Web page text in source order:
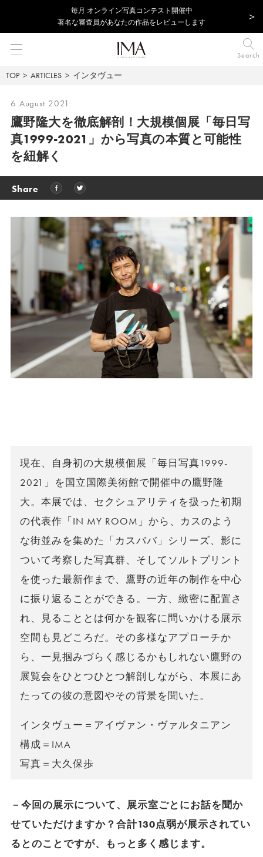
毎⽉ オンライン写真コンテスト開催中
著名な審査員があなたの作品をレビューします
Search
TOP ARTICLES インタヴュー
6 August 2021
鷹野隆大を徹底解剖！大規模個展「毎日写
真1999-2021」から写真の本質と可能性
を紐解く
Share
現在、自身初の大規模個展「毎日写真1999-
2021」を国立国際美術館で開催中の鷹野隆
大。本展では、セクシュアリティを扱った初期
の代表作「IN MY ROOM」から、カスのよう
な街並みを集めた「カスババ」シリーズ、影に
ついて考察した写真群、そしてソルトプリント
を使った最新作まで、鷹野の近年の制作を中心
に振り返ることができる。一方、緻密に配置さ
れ、見ることとは何かを観客に問いかける展示
空間も見どころだ。その多様なアプローチか
ら、一見掴みづらく感じるかもしれない鷹野の
展覧会をひとつひとつ解剖しながら、本展にあ
たっての彼の意図やその背景を聞いた。
インタヴュー＝アイヴァン・ヴァルタニアン
構成＝IMA
写真＝大久保歩
－今回の展示について、展示室ごとにお話を聞か
せていただけますか？合計130点弱が展示されてい
るとのことですが、もっと多く感じます。